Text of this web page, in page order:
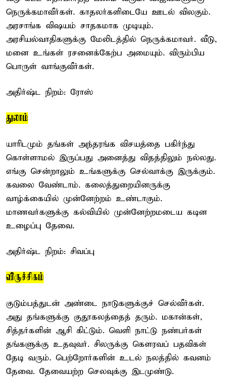
நெருக்கமாவீர்கள். காதலர்களிடையே ஊடல் விலகும்.
அரசாங்க விஷயம் சாதகமாக முடியும்.
அரசியல்வாதிகளுக்கு மேலிடத்தில் நெருக்கமாவர். வீடு,
மனை உங்கள் ரசனைக்கேற்ப அமையும். விரும்பிய
பொருள் வாங்குவீர்கள்.
அதிர்ஷ்ட நிறம்: ரோஸ்
துலாம்
யாரிடமும் தங்கள் அந்தரங்க விசயத்தை பகிர்ந்து
கொள்ளாமல் இருப்பது அனைத்து விதத்திலும் நல்லது.
எங்கு சென்றாலும் உங்களுக்கு செல்வாக்கு இருக்கும்.
கவலை வேண்டாம். கலைத்துறையினருக்கு
வாழ்க்கையில் முன்னேற்றம் உண்டாகும்.
மாணவர்களுக்கு கல்வியில் முன்னேற்றமடைய கடின
உழைப்பு தேவை.
அதிர்ஷ்ட நிறம்: சிவப்பு
விருச்சிகம்
குடும்பத்துடன் அண்டை நாடுகளுக்குச் செல்வீர்கள்.
அது தங்களுக்கு குதூகலத்தைத் தரும். மகான்கள்,
சித்தர்களின் ஆசி கிட்டும். வெளி நாட்டு நண்பர்கள்
தங்களுக்கு உதவுவர். சிலருக்கு கௌரவப் பதவிகள்
தேடி வரும். பெற்றோர்களின் உடல் நலத்தில் கவனம்
தேவை. தேவையற்ற செலவுக்கு இடமுண்டு.